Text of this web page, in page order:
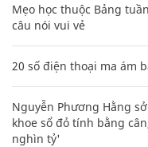
Mẹo học thuộc Bảng
câu nói vui vẻ
20 số điện thoại ma ám
Nguyễn Phương Hằng
khoe sổ đỏ tính bằng
nghìn tỷ'